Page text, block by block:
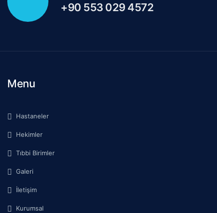
+90 553 029 4572
Menu
Hastaneler
Hekimler
Tıbbi Birimler
Galeri
İletişim
Kurumsal